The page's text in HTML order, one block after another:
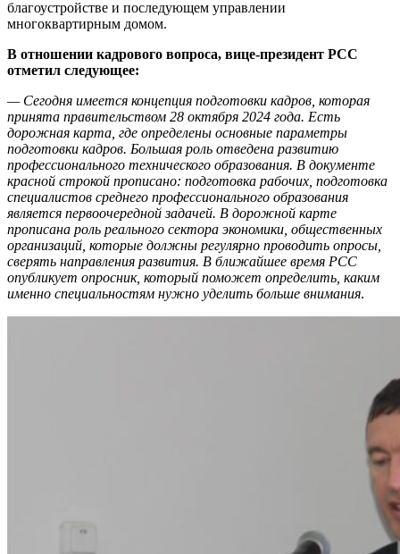
благоустройстве и последующем управлении
многоквартирным домом.
В отношении кадрового вопроса, вице-президент РСС
отметил следующее:
— Сегодня имеется концепция подготовки кадров, которая
принята правительством 28 октября 2024 года. Есть
дорожная карта, где определены основные параметры
подготовки кадров. Большая роль отведена развитию
профессионального технического образования. В документе
красной строкой прописано: подготовка рабочих, подготовка
специалистов среднего профессионального образования
является первоочередной задачей. В дорожной карте
прописана роль реального сектора экономики, общественных
организаций, которые должны регулярно проводить опросы,
сверять направления развития. В ближайшее время РСС
опубликует опросник, который поможет определить, каким
именно специальностям нужно уделить больше внимания.